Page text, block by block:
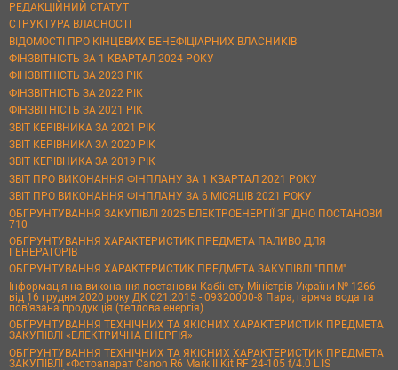
РЕДАКЦІЙНИЙ СТАТУТ
СТРУКТУРА ВЛАСНОСТІ
ВІДОМОСТІ ПРО КІНЦЕВИХ БЕНЕФІЦІАРНИХ ВЛАСНИКІВ
ФІНЗВІТНІСТЬ ЗА 1 КВАРТАЛ 2024 РОКУ
ФІНЗВІТНІСТЬ ЗА 2023 РІК
ФІНЗВІТНІСТЬ ЗА 2022 РІК
ФІНЗВІТНІСТЬ ЗА 2021 РІК
ЗВІТ КЕРІВНИКА ЗА 2021 РІК
ЗВІТ КЕРІВНИКА ЗА 2020 РІК
ЗВІТ КЕРІВНИКА ЗА 2019 РІК
ЗВІТ ПРО ВИКОНАННЯ ФІНПЛАНУ ЗА 1 КВАРТАЛ 2021 РОКУ
ЗВІТ ПРО ВИКОНАННЯ ФІНПЛАНУ ЗА 6 МІСЯЦІВ 2021 РОКУ
ОБҐРУНТУВАННЯ ЗАКУПІВЛІ 2025 ЕЛЕКТРОЕНЕРГІЇ ЗГІДНО ПОСТАНОВИ
710
ОБҐРУНТУВАННЯ ХАРАКТЕРИСТИК ПРЕДМЕТА ПАЛИВО ДЛЯ
ГЕНЕРАТОРІВ
ОБҐРУНТУВАННЯ ХАРАКТЕРИСТИК ПРЕДМЕТА ЗАКУПІВЛІ "ППМ"
Інформація на виконання постанови Кабінету Міністрів України № 1266
від 16 грудня 2020 року ДК 021:2015 - 09320000-8 Пара, гаряча вода та
пов’язана продукція (теплова енергія)
ОБҐРУНТУВАННЯ ТЕХНІЧНИХ ТА ЯКІСНИХ ХАРАКТЕРИСТИК ПРЕДМЕТА
ЗАКУПІВЛІ «ЕЛЕКТРИЧНА ЕНЕРГІЯ»
ОБҐРУНТУВАННЯ ТЕХНІЧНИХ ТА ЯКІСНИХ ХАРАКТЕРИСТИК ПРЕДМЕТА
ЗАКУПІВЛІ «Фотоапарат Canon R6 Mark II Kit RF 24-105 f/4.0 L IS